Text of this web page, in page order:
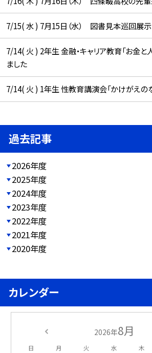
7/15( 水 ) 7月15日（水） 図書見本巡回展示
7/14( 火 ) 2年生 金融・キャリア教育「お金と
ました
7/14( 火 ) 1年生 性教育講演会「かけがえの
過去記事
2026年度
2025年度
2024年度
2023年度
2022年度
2021年度
2020年度
カレンダー
2026年8月
日 月 火 水 木